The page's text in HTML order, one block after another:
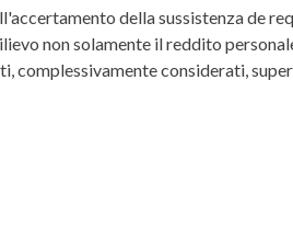
della sussistenza de
non solamente il reddito
complessivamente considerati,